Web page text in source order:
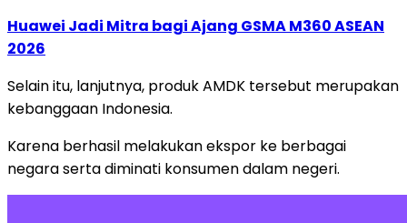
Huawei Jadi Mitra bagi Ajang GSMA M360 ASEAN
2026
Selain itu, lanjutnya, produk AMDK tersebut merupakan
kebanggaan Indonesia.
Karena berhasil melakukan ekspor ke berbagai
negara serta diminati konsumen dalam negeri.